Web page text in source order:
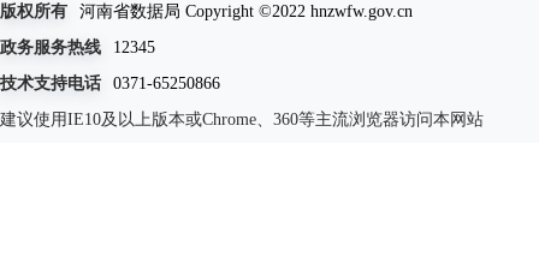
版权所有
河南省数据局 Copyright ©2022 hnzwfw.gov.cn
政务服务热线
12345
技术支持电话
0371-65250866
建议使用IE10及以上版本或Chrome、360等主流浏览器访问本网站